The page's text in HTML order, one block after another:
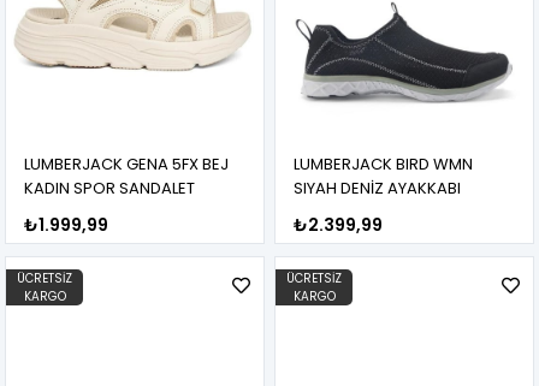
LUMBERJACK GENA 5FX BEJ
KADIN SPOR SANDALET
₺1.999,99
LUMBERJACK BIRD WMN
SIYAH DENİZ AYAKKABI
₺2.399,99
ÜCRETSIZ
KARGO
ÜCRETSIZ
KARGO